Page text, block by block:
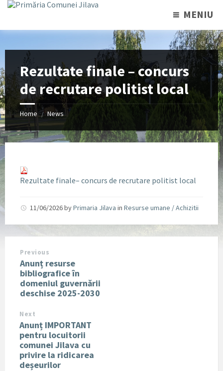
MENIU
Rezultate finale – concurs
de recrutare politist local
Home / News
Rezultate finale– concurs de recrutare politist local
11/06/2026byPrimaria Jilava in Resurse umane / Achizitii
Previous
Anunț resurse
bibliografice în
domeniul guvernării
deschise 2025-2030
Next
Anunț IMPORTANT
pentru locuitorii
comunei Jilava cu
privire la ridicarea
deșeurilor